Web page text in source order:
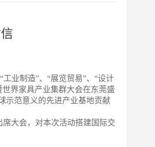
业制造”、“展览贸易”、“设计
世界家具产业集群大会在东莞盛
示范意义的先进产业基地贡献
大会，对本次活动搭建国际交